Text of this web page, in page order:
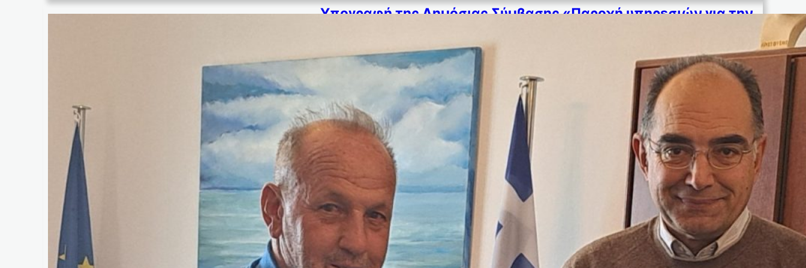
Υπογραφή της Δημόσιας Σύμβασης «Παροχή υπηρεσιών για την
09/12/2024
ΕΛΛΗΝΙΚΗ ΔΗΜΟΚΡΑΤΙΑ ΝΟΜΟΣ ΚΥΚΛΑΔΩΝ ΔΗΜΟΣ ΠΑΡΟΥ Γραφείο Τύπου Πάρος, 09 Δεκεμβρίου
2024 ΔΕΛΤΙΟ ΤΥΠΟΥ Υπογραφή της Δημόσιας Σύμβασης «Παροχή υπηρεσιών για την προσωρινή
αποθήκευση και διαχείριση ανακυκλώσιμων υλικών και στρωμάτων…